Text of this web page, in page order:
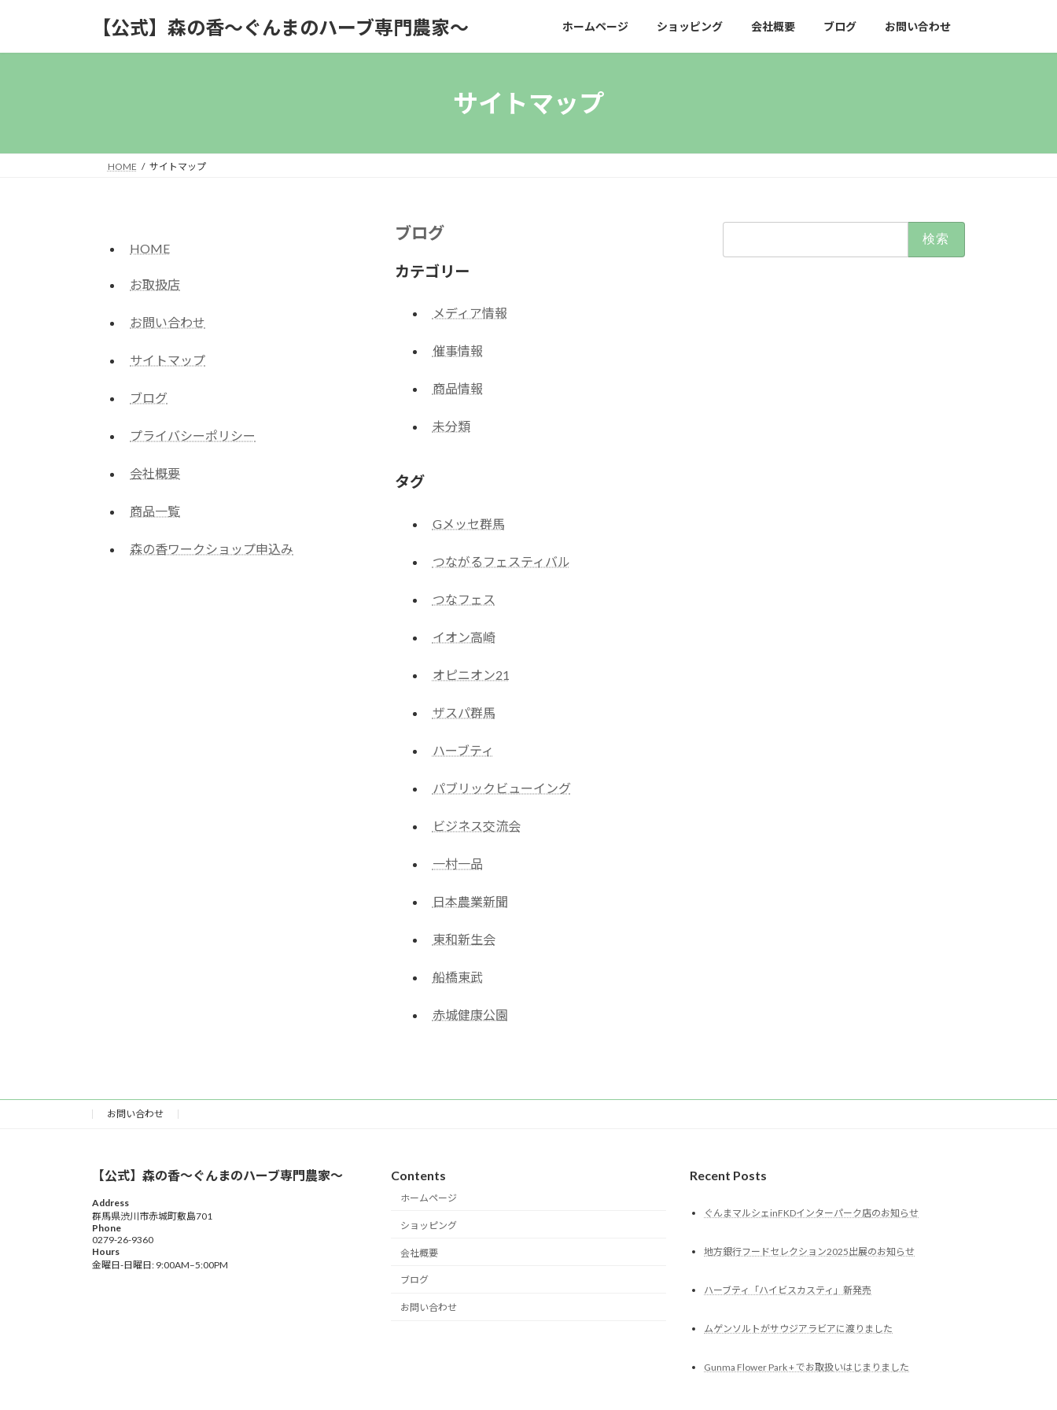
【公式】森の香〜ぐんまのハーブ専門農家〜 ホームページ ショッピング 会社概要 ブログ お問い合わせ
サイトマップ
HOME サイトマップ
HOME
お取扱店
お問い合わせ
サイトマップ
ブログ
プライバシーポリシー
会社概要
商品一覧
森の香ワークショップ申込み
ブログ
カテゴリー
メディア情報
催事情報
商品情報
未分類
タグ
Gメッセ群馬
つながるフェスティバル
つなフェス
イオン高崎
オピニオン21
ザスパ群馬
ハーブティ
パブリックビューイング
ビジネス交流会
一村一品
日本農業新聞
東和新生会
船橋東武
赤城健康公園
お問い合わせ
【公式】森の香〜ぐんまのハーブ専門農家〜
Address
群馬県渋川市赤城町敷島701
Phone
0279-26-9360
Hours
金曜日-日曜日: 9:00AM–5:00PM
Contents
ホームページ
ショッピング
会社概要
ブログ
お問い合わせ
Recent Posts
ぐんまマルシェinFKDインターパーク店のお知らせ
地方銀行フードセレクション2025出展のお知らせ
ハーブティ「ハイビスカスティ」新発売
ムゲンソルトがサウジアラビアに渡りました
Gunma Flower Park + でお取扱いはじまりました